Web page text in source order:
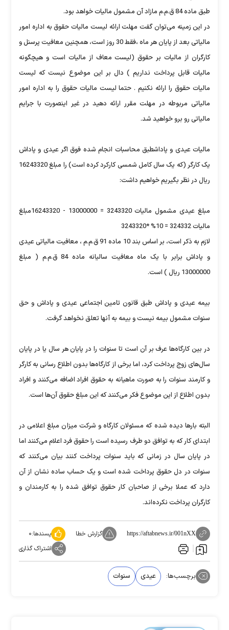
طبق ماده 84 ق.م.م مازاد آن مشمول ماليات خواهد بود.
در این زمینه می‌توان گفت مهلت ارائه ليست ماليات حقوق به اداره امور
مالياتی بعد از پايان هر ماه ،فقط 30 روز است، همچنین معافيت پرسنل و
کارگران از ماليات بر حقوق (ليست معاف از ماليات است و هيچگونه
ماليات قابل پرداخت نداريم ) دال بر اين موضوع نيست که ليست
ماليات حقوق را ارائه نکنيم . حتما ليست ماليات حقوق را به اداره امور
مالياتی مربوطه در مهلت مقرر ارائه دهيد در غير اينصورت با جرايم
مالياتی رو برو خواهيد شد.
ماليات عيدی و پاداشطبق محاسبات انجام شده فوق اگر عيدی و پاداش
يک کارگر (که يک سال کامل شمسی کارکرد کرده است) را مبلغ 16243320
ريال در نظر بگيريم خواهيم داشت:
مبلغ عيدی مشمول ماليات 3243320 = 13000000 - 16243320مبلغ
ماليات 324332 = 10% *3243320
لازم به ذکر است، بر اساس بند 10 ماده 91 ق.م.م ، معافيت مالياتی عيدی
و پاداش برابر با يک ماه معافيت ساليانه ماده 84 ق.م.م ( مبلغ
13000000 ريال ) است.
بيمه عيدی و پاداش طبق قانون تامين اجتماعی عيدی و پاداش و حق
سنوات مشمول بيمه نيست و بيمه به آنها تعلق نخواهد گرفت.
در بین کارگاه‌‌ها عرف بر آن است تا سنوات را در پایان هر سال یا در پایان
سال‌های زوج پرداخت کرد، اما برخی از کارگاه‌ها بدون اطلاع رسانی به کارگر
و کارمند سنوات را به صورت ماهیانه به حقوق افراد اضافه می‌کنند و افراد
بدون اطلاع از این موضوع فکر می‌کنند که این مبلغ حقوق آن‌ها است.
البته بارها دیده شده که مسئولان کارگاه و شرکت میزان مبلغ اعلامی در
ابتدای کار که به توافق دو طرف رسیده است را حقوق فرد اعلام می‌کنند اما
در پایان سال در زمانی که باید سنوات پرداخت کنند بیان می‌کنند که
سنوات در دل حقوق پرداخت شده است و یک حساب ساده نشان از آن
دارد که عملا برخی از صاحبان کار حقوق توافق شده را به کارمندان و
کارگران پرداخت نکرده‌اند.
https://aftabnews.ir/001nXX گزارش خطا پسندها:۰
اشتراک گذاری
برچسب‌ها: عیدی سنوات